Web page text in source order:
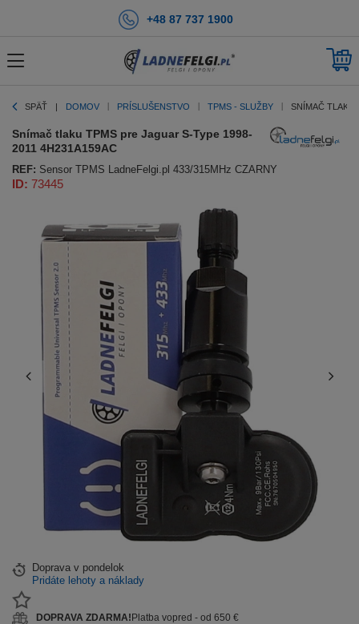
+48 87 737 1900
SPÄŤ DOMOV PRÍSLUŠENSTVO TPMS - SLUŽBY SNÍMAČ TLAKU
Snímač tlaku TPMS pre Jaguar S-Type 1998-
2011 4H231A159AC
REF: Sensor TPMS LadneFelgi.pl 433/315MHz CZARNY
ID: 73445
Doprava v pondelok
Pridáte lehoty a náklady
DOPRAVA ZDARMA! Platba vopred - od 650 €